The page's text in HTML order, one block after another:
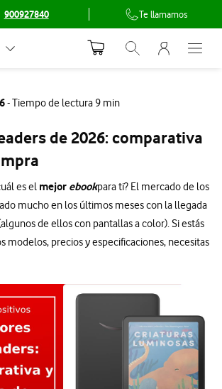
900927840 Te llamamos
de vodafone.es
Segmento
Abrir buscador.
Menu
Abre
- Tiempo de lectura 9 min
de 2026: comparativa
es el mejor ebookpara ti? El mercado de los
mucho en los últimos meses con la llegada
de ellos con pantallas a color). Si estás
modelos, precios y especificaciones, necesitas